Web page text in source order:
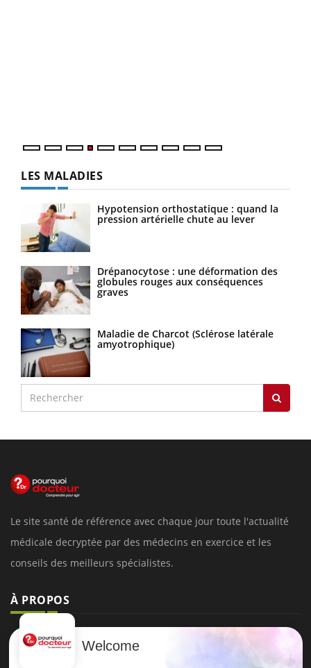
LES MALADIES
Hypotension orthostatique : quand la
pression artérielle chute au lever
Drépanocytose : une déformation des
globules rouges aux conséquences
graves
Maladie de Charcot (Sclérose latérale
amyotrophique)
Le site santé de référence avec chaque jour toute l'actualité
médicale decryptée par des médecins en exercice et les
conseils des meilleurs spécialistes.
À PROPOS
Données personnelles et cookies
Welcome